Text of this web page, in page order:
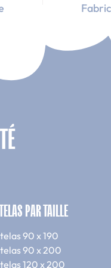
QUELS SONT
Confort et
En choisissant Merinos,
du matelas pour un
son nom l’indique, livré
mouvements et sans outils
Garanties et
Merinos se distingue non
PAR TAILLE
90 x 190
90 x 200
120 x 200